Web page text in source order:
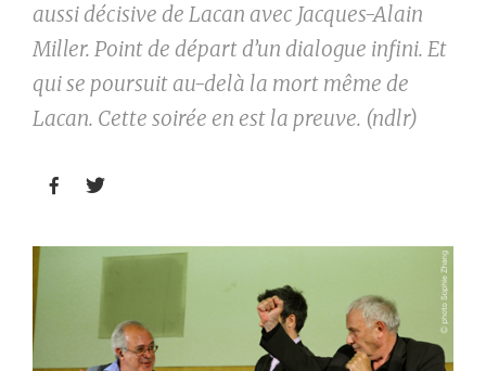
aussi décisive de Lacan avec Jacques-Alain
Miller. Point de départ d’un dialogue infini. Et
qui se poursuit au-delà la mort même de
Lacan. Cette soirée en est la preuve. (ndlr)
 